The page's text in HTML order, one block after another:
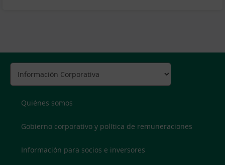
Quiénes somos
Gobierno corporativo y política de remuneraciones
Información para socios e inversores